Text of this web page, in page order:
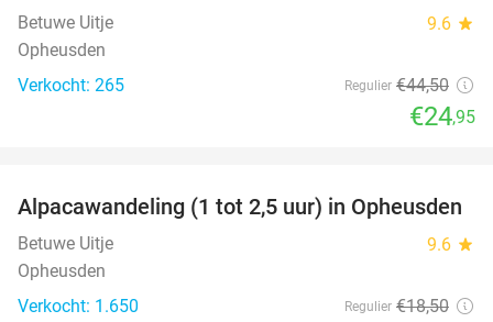
Betuwe Uitje 9.6 star
Opheusden
Verkocht: 265
Regulier €44,50
€24,95
38%
Alpacawandeling (1 tot 2,5 uur) in Opheusden
Betuwe Uitje 9.6 star
Opheusden
Verkocht: 1.650
Regulier €18,50